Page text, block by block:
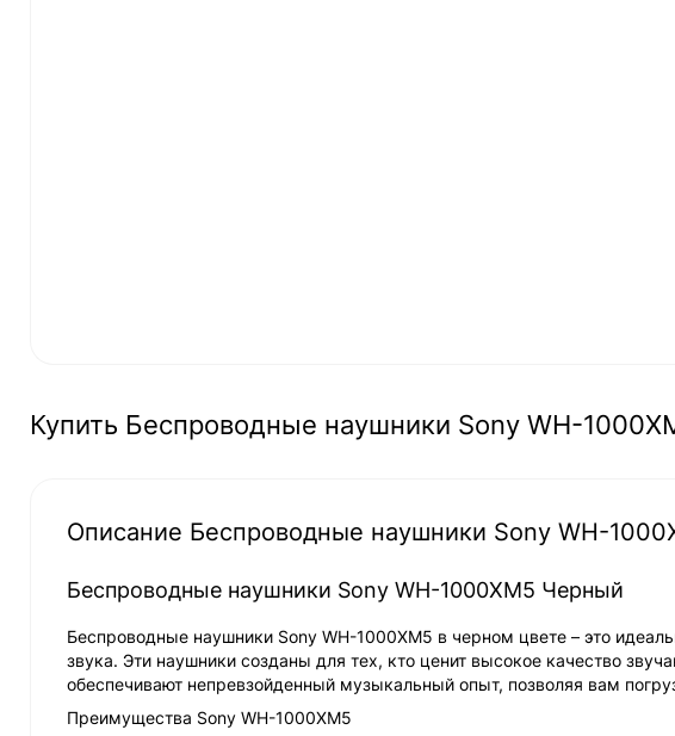
Купить Беспроводные наушники Sony WH-
Описание Беспроводные наушники Sony WH-
Беспроводные наушники Sony WH-1000XM5 Черный
Беспроводные наушники Sony WH-1000XM5 в черном цвете – это
звука. Эти наушники созданы для тех, кто ценит высокое качество
обеспечивают непревзойденный музыкальный опыт, позволяя вам
Преимущества Sony WH-1000XM5